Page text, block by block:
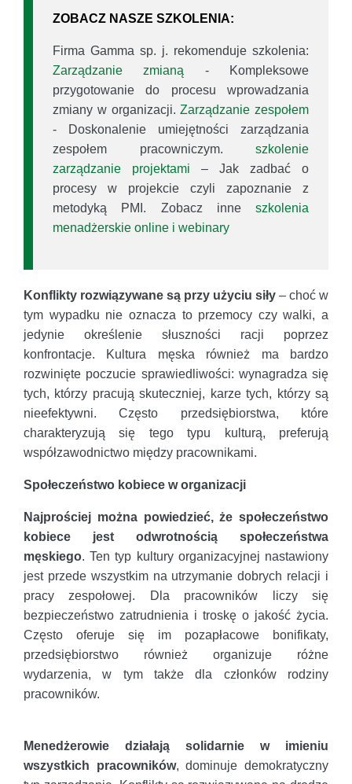
ZOBACZ NASZE SZKOLENIA:
Firma Gamma sp. j. rekomenduje szkolenia:
Zarządzanie zmianą - Kompleksowe
przygotowanie do procesu wprowadzania
zmiany w organizacji.Zarządzanie zespołem
- Doskonalenie umiejętności zarządzania
zespołem pracowniczym. szkolenie
zarządzanie projektami – Jak zadbać o
procesy w projekcie czyli zapoznanie z
metodyką PMI. Zobacz inne szkolenia
menadżerskie online i webinary
Konflikty rozwiązywane są przy użyciu siły – choć w
tym wypadku nie oznacza to przemocy czy walki, a
jedynie określenie słuszności racji poprzez
konfrontacje. Kultura męska również ma bardzo
rozwinięte poczucie sprawiedliwości: wynagradza się
tych, którzy pracują skuteczniej, karze tych, którzy są
nieefektywni. Często przedsiębiorstwa, które
charakteryzują się tego typu kulturą, preferują
współzawodnictwo między pracownikami.
Społeczeństwo kobiece w organizacji
Najprościej można powiedzieć, że społeczeństwo
kobiece jest odwrotnością społeczeństwa
męskiego. Ten typ kultury organizacyjnej nastawiony
jest przede wszystkim na utrzymanie dobrych relacji i
pracy zespołowej. Dla pracowników liczy się
bezpieczeństwo zatrudnienia i troskę o jakość życia.
Często oferuje się im pozapłacowe bonifikaty,
przedsiębiorstwo również organizuje różne
wydarzenia, w tym także dla członków rodziny
pracowników.
Menedżerowie działają solidarnie w imieniu
wszystkich pracowników, dominuje demokratyczny